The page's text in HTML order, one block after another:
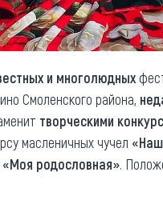
и многолюдных
Смоленского района,
творческими
масленичных чучел
«Моя родословная».